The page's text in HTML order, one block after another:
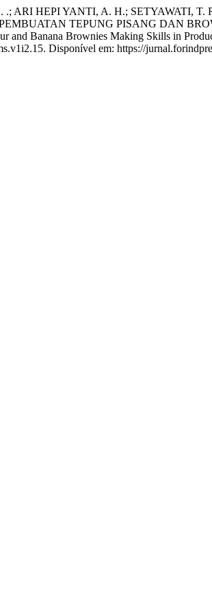
HEPI YANTI, A. H.; SETYAWATI,
TEPUNG PISANG DAN
Banana Brownies Making Skills in
Disponível em: https://